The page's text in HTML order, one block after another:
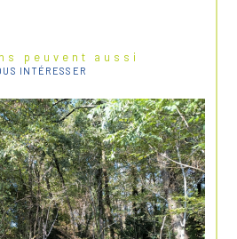
peuvent aussi
INTÉRESSER